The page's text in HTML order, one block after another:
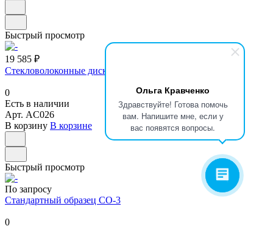
Ольга Кравченко
Здравствуйте! Готова помочь
вам. Напишите мне, если у
вас появятся вопросы.
Быстрый просмотр
19 585 ₽
Стекловолоконные диски для образцов (200 шт.), 90 мм
0
Есть в наличии
Арт. AC026
В корзину В корзине
Быстрый просмотр
По запросу
Стандартный образец СО-3
0